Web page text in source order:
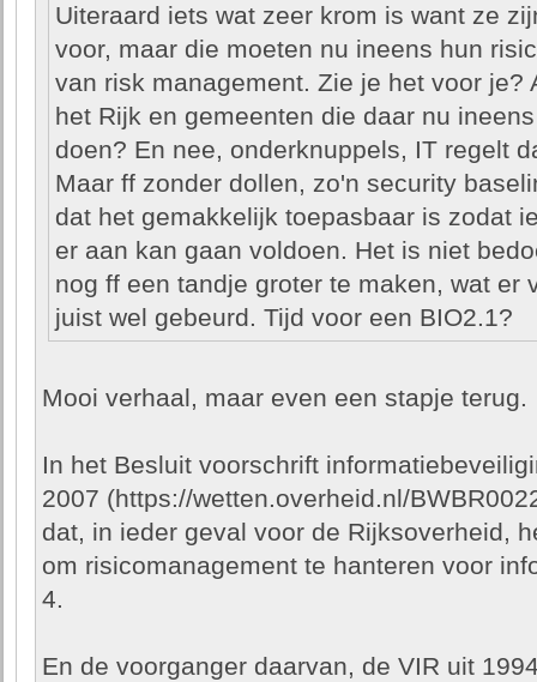
Uiteraard iets wat zeer krom is want ze
voor, maar die moeten nu ineens hun
van risk management. Zie je het voor je?
het Rijk en gemeenten die daar nu
doen? En nee, onderknuppels, IT regelt
Maar ff zonder dollen, zo'n security
dat het gemakkelijk toepasbaar is zodat
er aan kan gaan voldoen. Het is niet
nog ff een tandje groter te maken, wat er
juist wel gebeurd. Tijd voor een BIO2.1?
Mooi verhaal, maar even een stapje terug.
In het Besluit voorschrift
2007 (https://wetten.overheid.nl/
dat, in ieder geval voor de Rijksoverheid,
om risicomanagement te hanteren voor
4.
En de voorganger daarvan, de VIR uit